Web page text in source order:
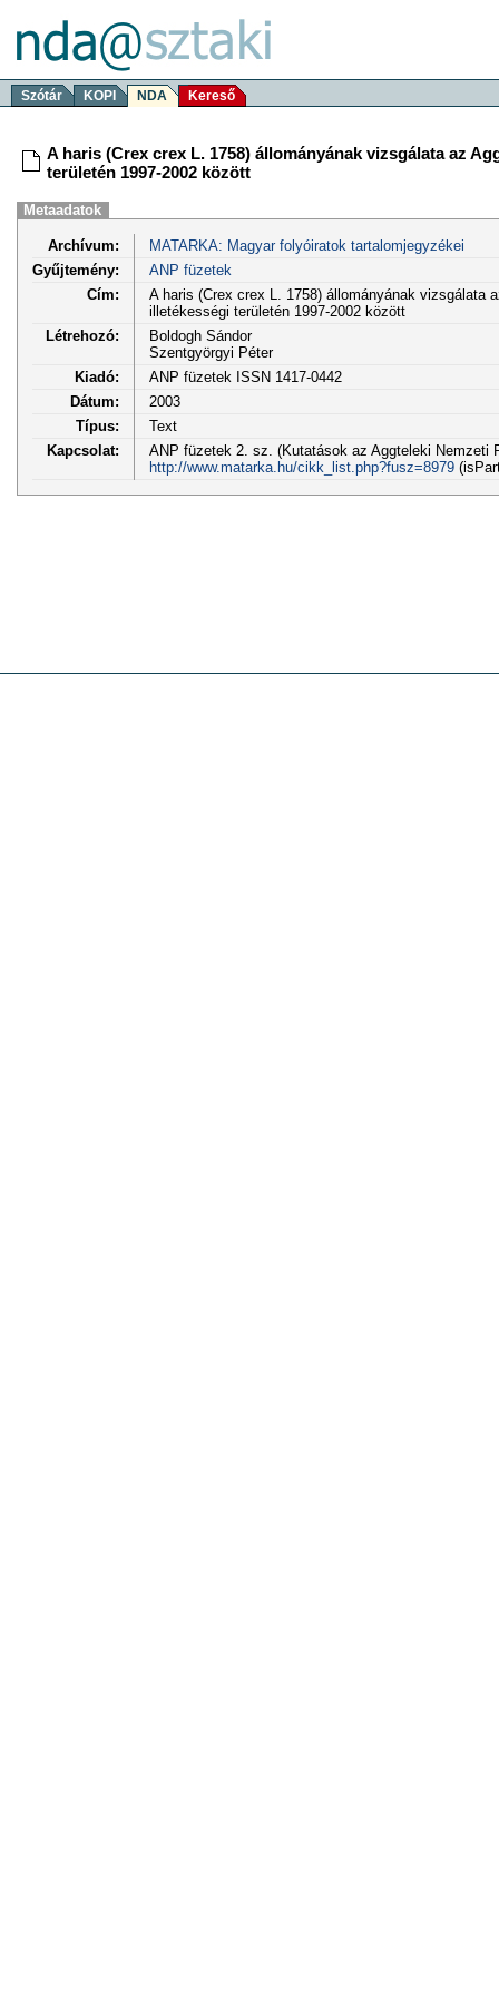
Szótár KOPI NDA Kereső
A haris (Crex crex L. 1758) állományának vizsgálata az
területén 1997-2002 között
Metaadatok
Archívum:
MATARKA: Magyar folyóiratok tartalomjegyzékei
Gyűjtemény:
ANP füzetek
Cím:
A haris (Crex crex L. 1758) állományának vizsgálata
illetékességi területén 1997-2002 között
Létrehozó:
Boldogh Sándor
Szentgyörgyi Péter
Kiadó:
ANP füzetek ISSN 1417-0442
Dátum:
2003
Típus:
Text
Kapcsolat:
ANP füzetek 2. sz. (Kutatások az Aggteleki Nemzeti
http://www.matarka.hu/cikk_list.php?fusz=8979